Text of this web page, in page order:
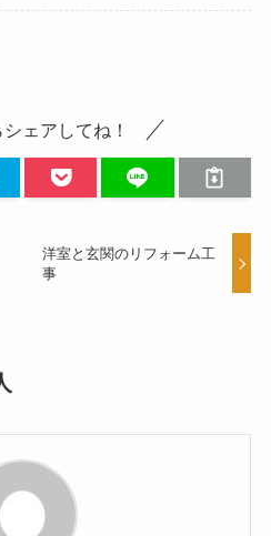
ェアしてね！
洋室と玄関のリフォーム工
事